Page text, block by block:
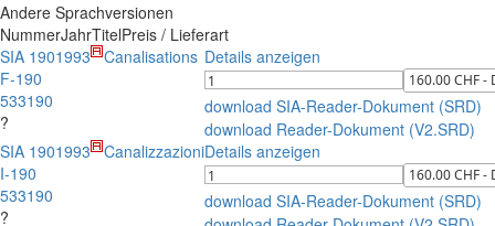
Andere Sprachversionen
NummerJahrTitelPreis / Lieferart
SIA 190
F-190
533190
?
1993 Canalisations Details anzeigen
download SIA-Reader-Dokument (SRD)
download Reader-Dokument (V2.SRD)
SIA 190
I-190
533190
?
1993 CanalizzazioniDetails anzeigen
download SIA-Reader-Dokument (SRD)